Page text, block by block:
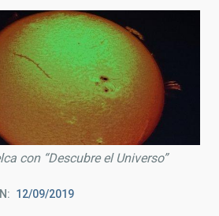
con “Descubre el Universo”
12/09/2019